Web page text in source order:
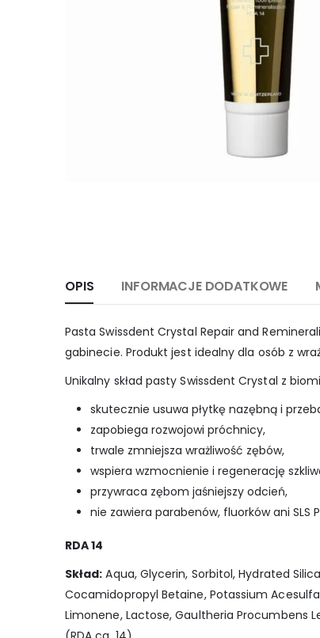
OPIS INFORMACJE DODATKOWE
Pasta Swissdent Crystal Repair and
gabinecie. Produkt jest idealny dla osób z
Unikalny skład pasty Swissdent Crystal z
skutecznie usuwa płytkę nazębną i
zapobiega rozwojowi próchnicy,
trwale zmniejsza wrażliwość zębów,
wspiera wzmocnienie i regenerację
przywraca zębom jaśniejszy odcień,
nie zawiera parabenów, fluorków ani SLS
RDA 14
Skład: Aqua, Glycerin, Sorbitol, Hydrated
Cocamidopropyl Betaine, Potassium
Limonene, Lactose, Gaultheria Procumbens